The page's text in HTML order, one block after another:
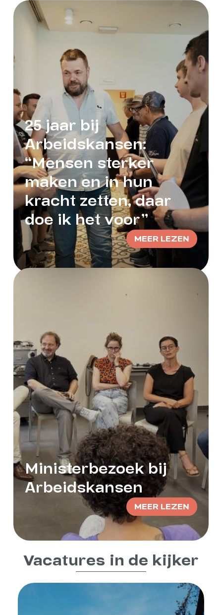
25 jaar bij
Arbeidskansen:
“Mensen sterker
maken en in hun
kracht zetten, daar
doe ik het voor”
MEER LEZEN
Ministerbezoek bij
Arbeidskansen
MEER LEZEN
Vacatures in de kijker